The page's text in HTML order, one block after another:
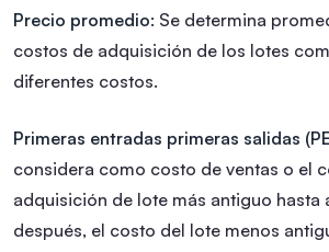
Precio promedio: Se determina
costos de adquisición de los lotes
diferentes costos.
Primeras entradas primeras salidas
considera como costo de ventas o el
adquisición de lote más antiguo hasta
después, el costo del lote menos